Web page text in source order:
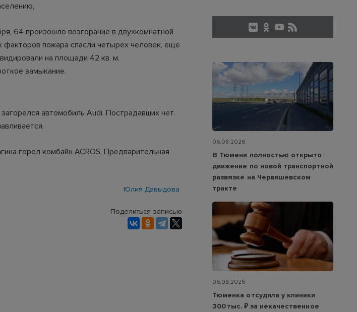
64 произошло возгорание в двухкомнатной
факторов пожара спасли четырех человек, еще
на площади 42 кв. м.
замыкание.
автомобиль Audi. Пострадавших нет.
горел комбайн ACROS. Предварительная
Юлия Давыдова
Поделиться записью
06.08.2026
В Тюмени полностью открыто
движение по новой транспортной
развязке на Червишевском
тракте
06.08.2026
Тюменка отсудила у клиники
300 тыс. ₽ за некачественное